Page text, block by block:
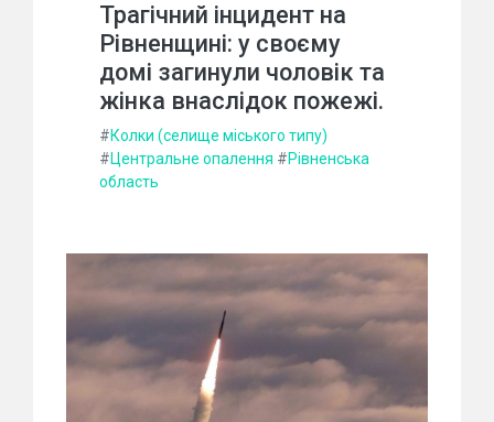
Трагічний інцидент на
Рівненщині: у своєму
домі загинули чоловік та
жінка внаслідок пожежі.
#Колки (селище міського типу)
#Центральне опалення #Рівненська
область